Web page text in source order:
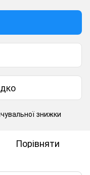
знижки
Порівняти